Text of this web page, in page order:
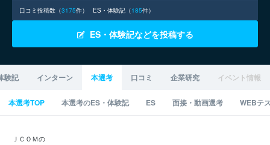
口コミ投稿数（3175件） ES・体験記（185件）
ES・体験記などを投稿する
験記 インターン 本選考 口コミ 企業研究 イベント情報
本選考TOP 本選考のES・体験記 ES 面接・動画選考 WEBテ
ＪＣＯＭの